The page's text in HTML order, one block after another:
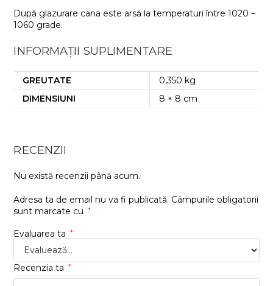
După glazurare cana este arsă la temperaturi între 1020 –
1060 grade.
INFORMAȚII SUPLIMENTARE
GREUTATE
0,350 kg
DIMENSIUNI
8 × 8 cm
RECENZII
Nu există recenzii până acum.
Adresa ta de email nu va fi publicată. Câmpurile obligatorii
sunt marcate cu
*
Evaluarea ta *
Recenzia ta *